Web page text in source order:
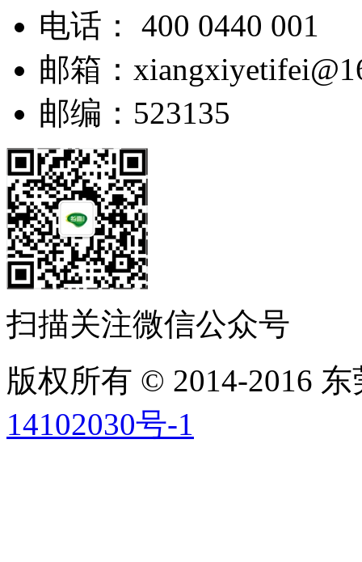
电话： 400 0440 001
邮箱：
邮编：523135
扫描关注微信公众号
版权所有 © 2014-2016
14102030号-1